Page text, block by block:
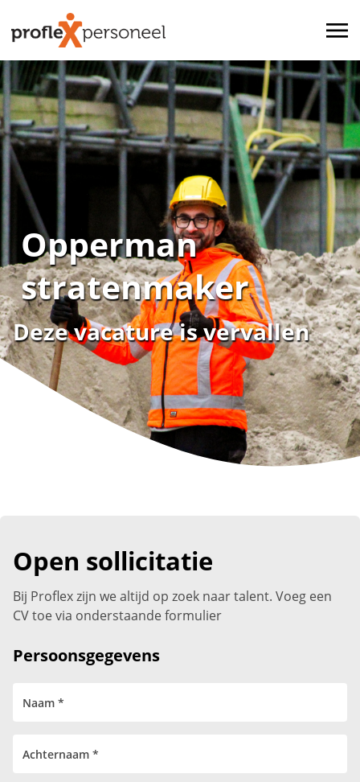
Opperman
stratenmaker
Deze vacature is vervallen
Open sollicitatie
Bij Proflex zijn we altijd op zoek naar talent. Voeg een
CV toe via onderstaande formulier
Persoonsgegevens